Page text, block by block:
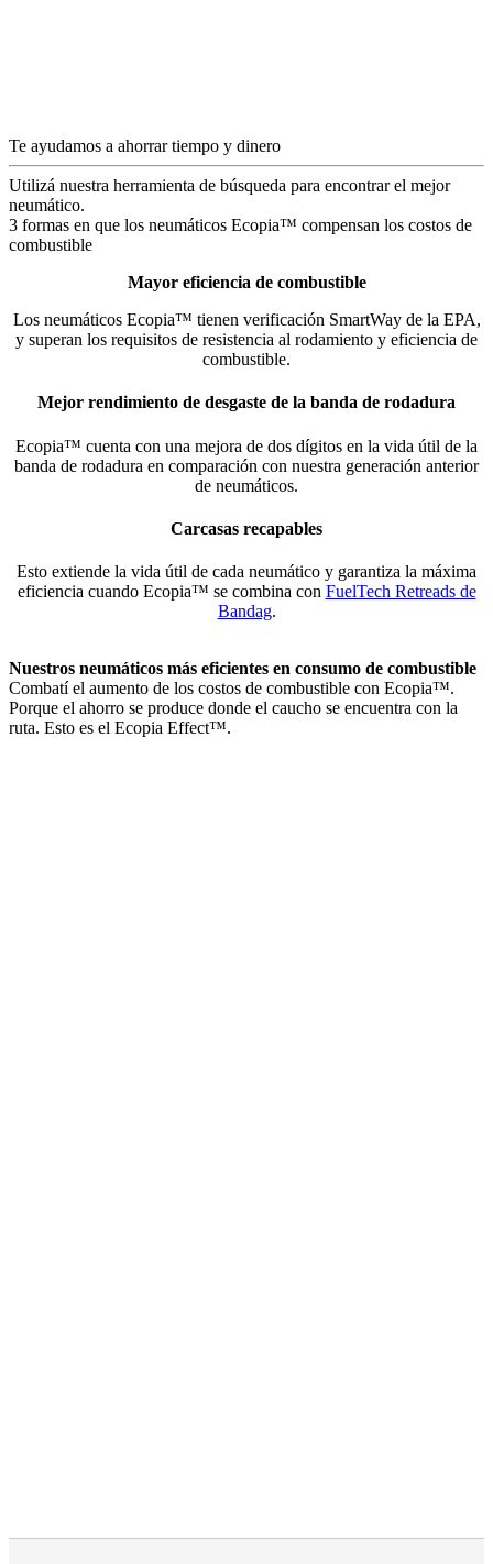
Te ayudamos a ahorrar tiempo y dinero
Utilizá nuestra herramienta de búsqueda para encontrar el mejor
neumático.
3 formas en que los neumáticos Ecopia™ compensan los costos de
combustible
Mayor eficiencia de combustible
Los neumáticos Ecopia™ tienen verificación SmartWay de la EPA,
y superan los requisitos de resistencia al rodamiento y eficiencia de
combustible.
Mejor rendimiento de desgaste de la banda de rodadura
Ecopia™ cuenta con una mejora de dos dígitos en la vida útil de la
banda de rodadura en comparación con nuestra generación anterior
de neumáticos.
Carcasas recapables
Esto extiende la vida útil de cada neumático y garantiza la máxima
eficiencia cuando Ecopia™ se combina con FuelTech Retreads de
Bandag.
Nuestros neumáticos más eficientes en consumo de combustible
Combatí el aumento de los costos de combustible con Ecopia™.
Porque el ahorro se produce donde el caucho se encuentra con la
ruta. Esto es el Ecopia Effect™.